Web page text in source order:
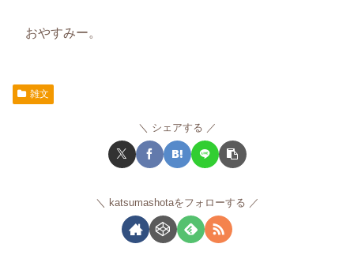
おやすみー。
雑文
シェアする
katsumashotaをフォローする